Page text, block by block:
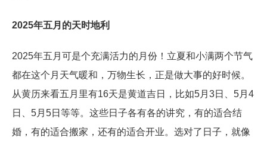
2025年五月的天时地利
2025年五月可是个充满活力的月份！立夏和小满两个节气
都在这个月天气暖和，万物生长，正是做大事的好时候。
从黄历来看五月里有16天是黄道吉日，比如5月3日、5月4
日、5月5日等等。这些日子各有各的讲究，有的适合结
婚，有的适合搬家，还有的适合开业。选对了日子，就像